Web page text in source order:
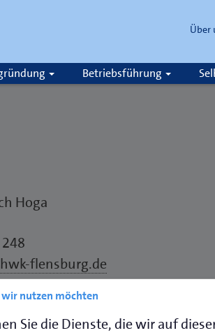
Über
Betriebsführung
Hoga
flensburg.de
Flensburg
1-7
nutzen möchten
Sie die Dienste, die wir auf